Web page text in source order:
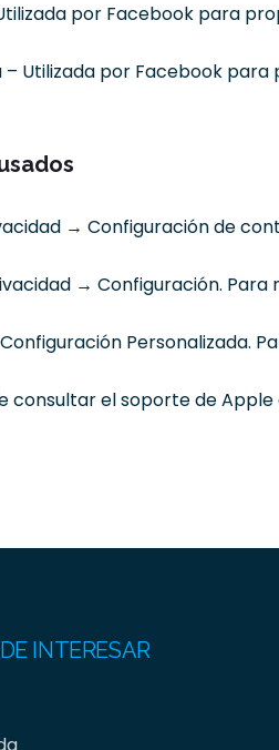
por Facebook para
Utilizada por Facebook
→ Configuración de
→ Configuración.
Personalizada.
el soporte de Apple
INTERESAR